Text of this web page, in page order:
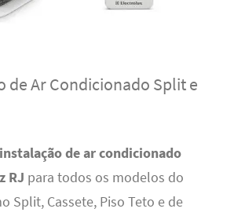
de Ar Condicionado Split e
instalação de ar condicionado
RJ para todos os modelos do
Split, Cassete, Piso Teto e de